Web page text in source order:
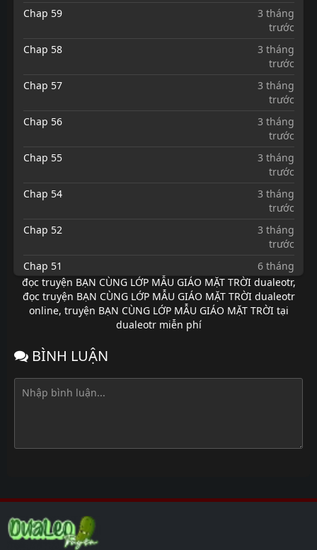
Chap 59
3 tháng
trước
Chap 58
3 tháng
trước
Chap 57
3 tháng
trước
Chap 56
3 tháng
trước
Chap 55
3 tháng
trước
Chap 54
3 tháng
trước
Chap 52
3 tháng
trước
Chap 51
6 tháng
trước
Chap 50
6 tháng
trước
Chap 46
7 tháng
trước
Chap 44
đọc truyện BẠN CÙNG LỚP MẪU GIÁO MẶT TRỜI dualeotr,
đọc truyện BẠN CÙNG LỚP MẪU GIÁO MẶT TRỜI dualeotr
online, truyện BẠN CÙNG LỚP MẪU GIÁO MẶT TRỜI tại
dualeotr miễn phí
BÌNH LUẬN